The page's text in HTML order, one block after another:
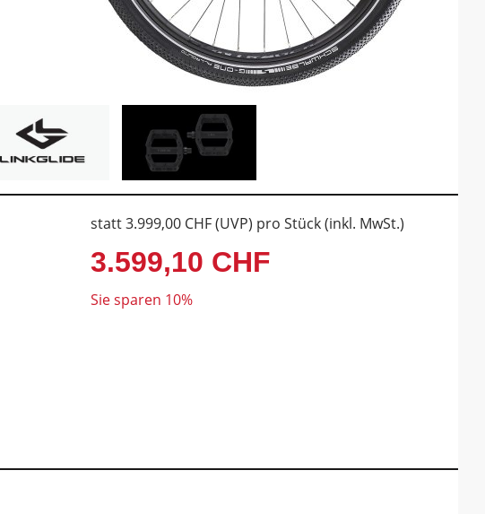
statt3.999,00 CHF(UVP) pro Stück (inkl. MwSt.)
3.599,10 CHF
Sie sparen 10%